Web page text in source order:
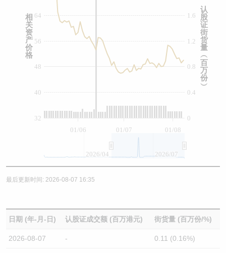
01/07
01/06 01/08
0
0.4
0.8
1.2
1.6
48
32
40
56
64
2026/04 2026/07
认
股
证
街
货
量
︵
百
万
份
︶
相
关
资
产
价
格
最后更新时间: 2026-08-07 16:35
日期 (年-月-日) 认股证成交额 (百万港元) 街货量 (百万份/%)
2026-08-07 - 0.11 (0.16%)
牛熊证文件及公告
牛熊证文件及公告 (瑞信)
收市竞价变化